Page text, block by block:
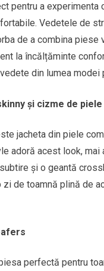
pentru a experimenta
Vedetele de
de a combina
la încălțăminte
din lumea
și cizme de piele
jacheta din piele
adoră acest look, mai
și o geantă
de toamnă plină de
perfectă pentru